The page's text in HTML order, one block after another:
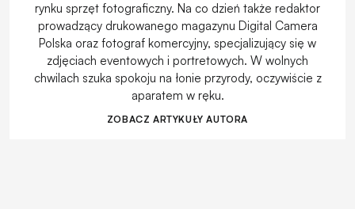
rynku sprzęt fotograficzny. Na co dzień także redaktor
prowadzący drukowanego magazynu Digital Camera
Polska oraz fotograf komercyjny, specjalizujący się w
zdjęciach eventowych i portretowych. W wolnych
chwilach szuka spokoju na łonie przyrody, oczywiście z
aparatem w ręku.
ZOBACZ ARTYKUŁY AUTORA